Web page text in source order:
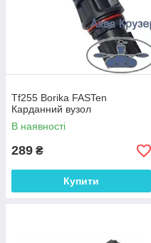
Tf255 Borika FASTen
Карданний вузол
В наявності
289 ₴
Купити